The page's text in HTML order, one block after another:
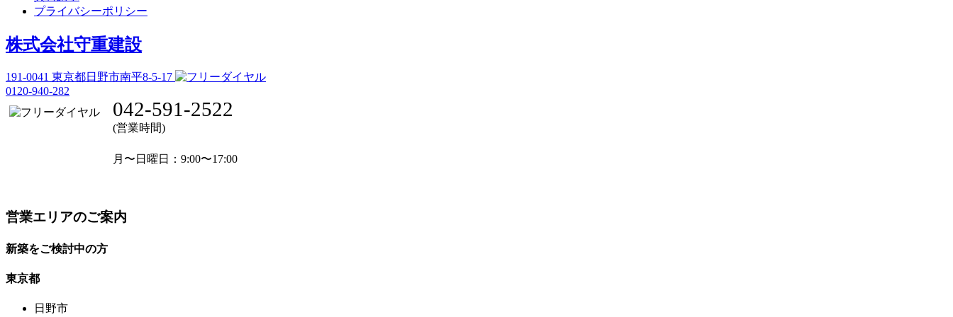
プライバシーポリシー
株式会社守重建設
191-0041 東京都日野市南平8-5-17
0120-940-282
042-591-2522
(営業時間)
月〜日曜日 ：9:00〜17:00
営業エリアのご案内
新築をご検討中の方
東京都
日野市